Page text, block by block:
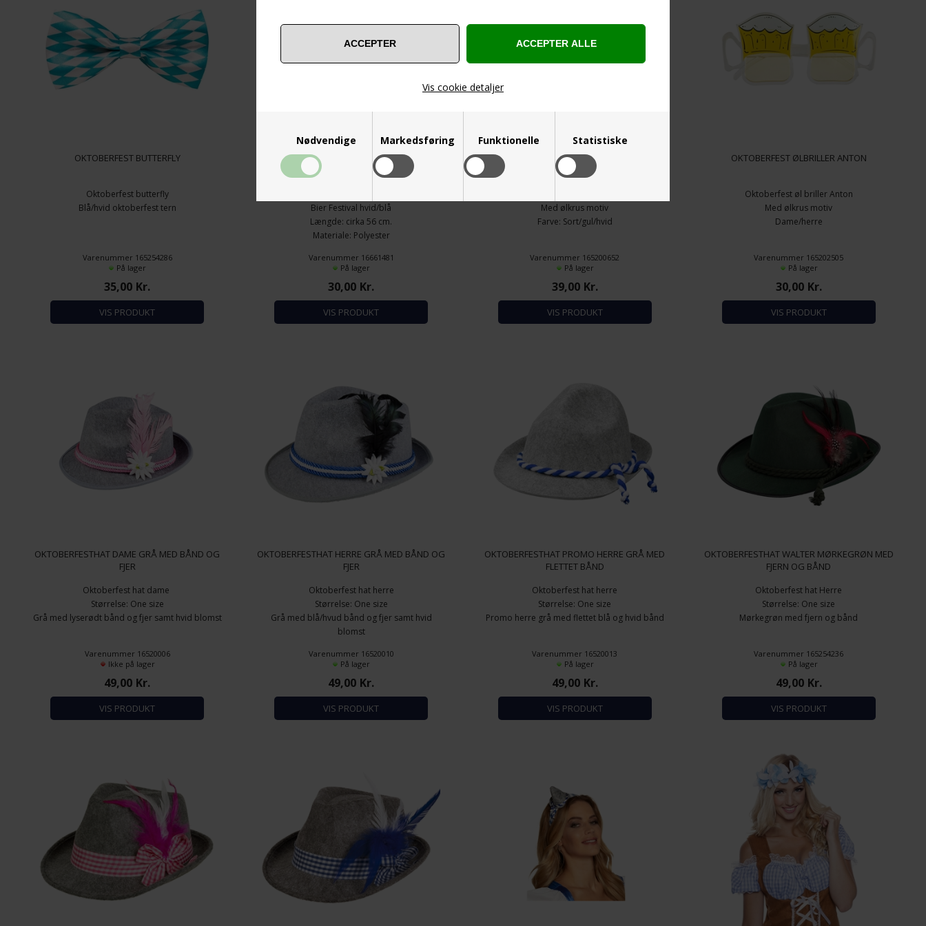
Vis cookie detaljer
Nødvendige Markedsføring Funktionelle Statistiske
OKTOBERFEST BUTTERFLY
Oktoberfest butterfly
Blå/hvid oktoberfest tern
Varenummer 165254286
På lager
35,00 Kr.
VIS PRODUKT
OKTOBERFEST KRANS MED HJERTE
Bier Festival hvid/blå
Længde: cirka 56 cm.
​​​​​​​Materiale: Polyester
Varenummer 16661481
På lager
30,00 Kr.
VIS PRODUKT
OKTOBERFEST ØL SELER MED ØLKRUS MOTIV
Med ølkrus motiv
Farve: Sort/gul/hvid
Varenummer 165200652
På lager
39,00 Kr.
VIS PRODUKT
OKTOBERFEST ØLBRILLER ANTON
Oktoberfest øl briller Anton
Med ølkrus motiv
Dame/herre
Varenummer 165202505
På lager
30,00 Kr.
VIS PRODUKT
OKTOBERFESTHAT DAME GRÅ MED BÅND OG
FJER
Oktoberfest hat dame
Størrelse: One size
Grå med lyserødt bånd og fjer samt hvid blomst
Varenummer 16520006
Ikke på lager
49,00 Kr.
VIS PRODUKT
OKTOBERFESTHAT HERRE GRÅ MED BÅND OG
FJER
Oktoberfest hat herre
Størrelse: One size
Grå med blå/hvud bånd og fjer samt hvid
blomst
Varenummer 16520010
På lager
49,00 Kr.
VIS PRODUKT
OKTOBERFESTHAT PROMO HERRE GRÅ MED
FLETTET BÅND
Oktoberfest hat herre
Størrelse: One size
Promo herre grå med flettet blå og hvid bånd
Varenummer 16520013
På lager
49,00 Kr.
VIS PRODUKT
OKTOBERFESTHAT WALTER MØRKEGRØN MED
FJERN OG BÅND
Oktoberfest hat Herre
Størrelse: One size
Mørkegrøn med fjern og bånd
Varenummer 165254236
På lager
49,00 Kr.
VIS PRODUKT